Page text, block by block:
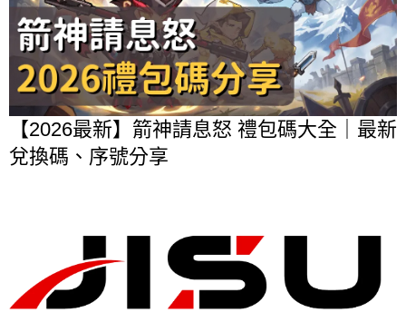
【2026最新】箭神請息怒 禮包碼大全｜最新
兌換碼、序號分享